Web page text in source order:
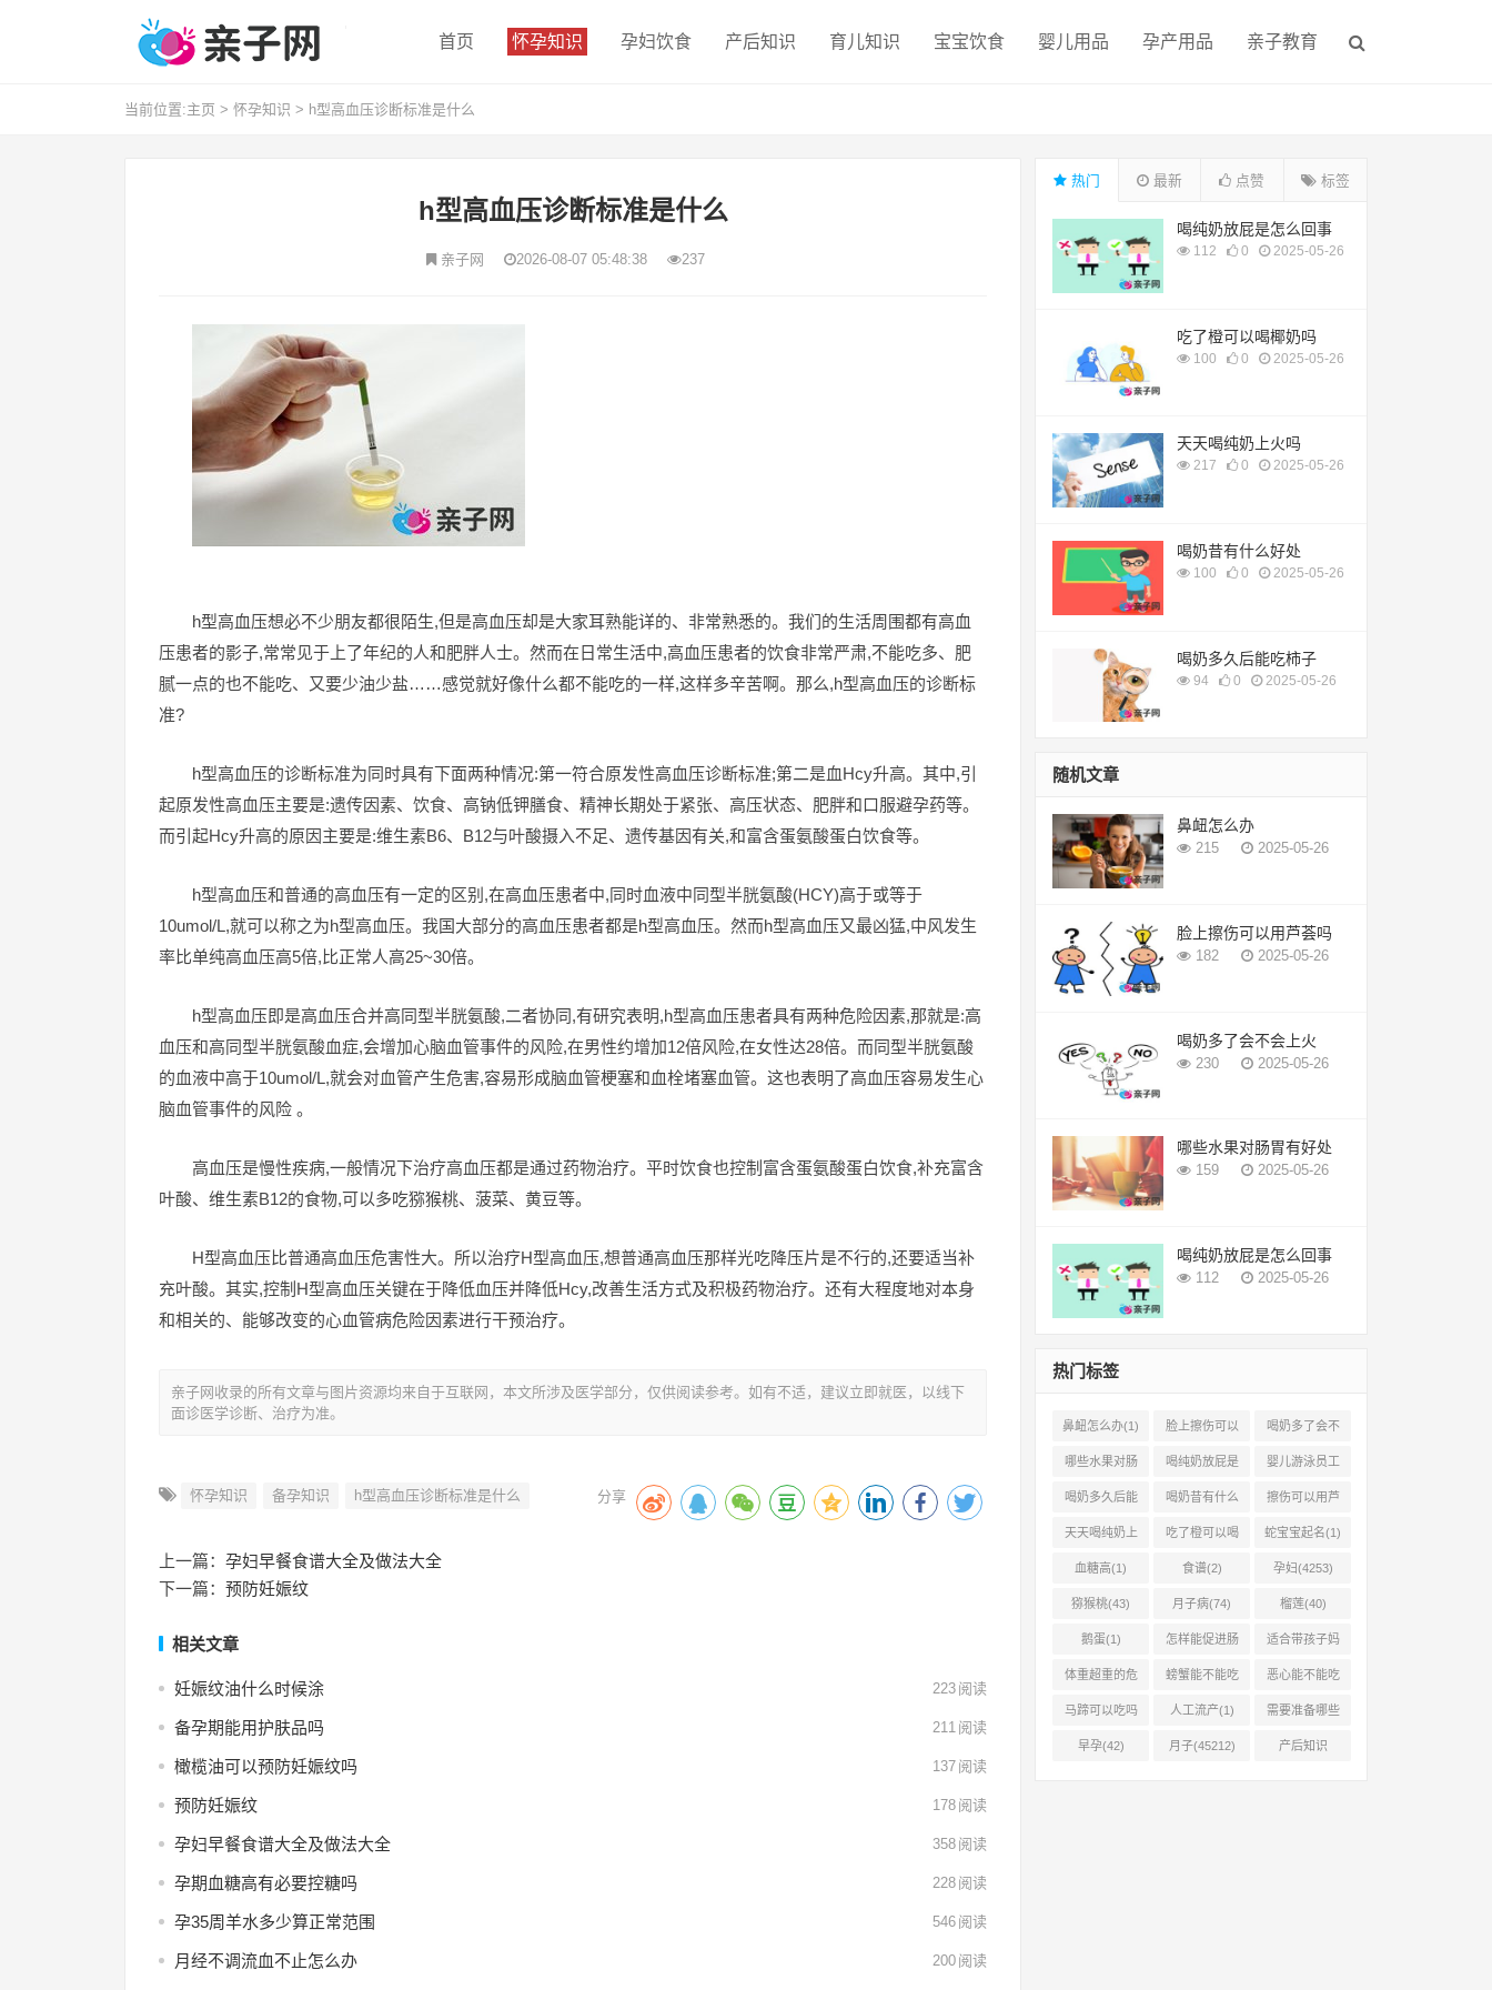
首页 怀孕知识 孕妇饮食 产后知识 育儿知识 宝宝饮食 婴儿用品 孕产用品 亲子教育
当前位置:主页 > 怀孕知识 > h型高血压诊断标准是什么
h型高血压诊断标准是什么
亲子网 2026-08-07 05:48:38 237
h型高血压想必不少朋友都很陌生,但是高血压却是大家耳熟能详的、非常熟悉的。我们的生活周围都有高血
压患者的影子,常常见于上了年纪的人和肥胖人士。然而在日常生活中,高血压患者的饮食非常严肃,不能吃多、肥
腻一点的也不能吃、又要少油少盐……感觉就好像什么都不能吃的一样,这样多辛苦啊。那么,h型高血压的诊断标
准?
h型高血压的诊断标准为同时具有下面两种情况:第一符合原发性高血压诊断标准;第二是血Hcy升高。其中,引
起原发性高血压主要是:遗传因素、饮食、高钠低钾膳食、精神长期处于紧张、高压状态、肥胖和口服避孕药等。
而引起Hcy升高的原因主要是:维生素B6、B12与叶酸摄入不足、遗传基因有关,和富含蛋氨酸蛋白饮食等。
h型高血压和普通的高血压有一定的区别,在高血压患者中,同时血液中同型半胱氨酸(HCY)高于或等于
10umol/L,就可以称之为h型高血压。我国大部分的高血压患者都是h型高血压。然而h型高血压又最凶猛,中风发生
率比单纯高血压高5倍,比正常人高25~30倍。
h型高血压即是高血压合并高同型半胱氨酸,二者协同,有研究表明,h型高血压患者具有两种危险因素,那就是:高
血压和高同型半胱氨酸血症,会增加心脑血管事件的风险,在男性约增加12倍风险,在女性达28倍。而同型半胱氨酸
的血液中高于10umol/L,就会对血管产生危害,容易形成脑血管梗塞和血栓堵塞血管。这也表明了高血压容易发生心
脑血管事件的风险 。
高血压是慢性疾病,一般情况下治疗高血压都是通过药物治疗。平时饮食也控制富含蛋氨酸蛋白饮食,补充富含
叶酸、维生素B12的食物,可以多吃猕猴桃、菠菜、黄豆等。
H型高血压比普通高血压危害性大。所以治疗H型高血压,想普通高血压那样光吃降压片是不行的,还要适当补
充叶酸。其实,控制H型高血压关键在于降低血压并降低Hcy,改善生活方式及积极药物治疗。还有大程度地对本身
和相关的、能够改变的心血管病危险因素进行干预治疗。
亲子网收录的所有文章与图片资源均来自于互联网，本文所涉及医学部分，仅供阅读参考。如有不适，建议立即就医，以线下
面诊医学诊断、治疗为准。
怀孕知识 备孕知识 h型高血压诊断标准是什么
上一篇： 孕妇早餐食谱大全及做法大全
下一篇： 预防妊娠纹
相关文章
妊娠纹油什么时候涂 223 阅读
备孕期能用护肤品吗 211 阅读
橄榄油可以预防妊娠纹吗 137 阅读
预防妊娠纹 178 阅读
孕妇早餐食谱大全及做法大全 358 阅读
孕期血糖高有必要控糖吗 228 阅读
孕35周羊水多少算正常范围 546 阅读
月经不调流血不止怎么办 200 阅读
热门 最新 点赞 标签
喝纯奶放屁是怎么回事
112 0 2025-05-26
吃了橙可以喝椰奶吗
100 0 2025-05-26
天天喝纯奶上火吗
217 0 2025-05-26
喝奶昔有什么好处
100 0 2025-05-26
喝奶多久后能吃柿子
94 0 2025-05-26
随机文章
鼻衄怎么办
215 2025-05-26
脸上擦伤可以用芦荟吗
182 2025-05-26
喝奶多了会不会上火
230 2025-05-26
哪些水果对肠胃有好处
159 2025-05-26
喝纯奶放屁是怎么回事
112 2025-05-26
热门标签
鼻衄怎么办(1) 脸上擦伤可以
用芦荟吗(1)
喝奶多了会不
会上火(2)
哪些水果对肠
胃有好处(1)
喝纯奶放屁是
怎么回事(1)
婴儿游泳员工
怎样提成(2)
喝奶多久后能
吃柿子(2)
喝奶昔有什么
好处(1)
擦伤可以用芦
荟胶吗(1)
天天喝纯奶上
火吗(1)
吃了橙可以喝
椰奶吗(2)
蛇宝宝起名(1)
血糖高(1) 食谱(2) 孕妇(4253)
猕猴桃(43) 月子病(74) 榴莲(40)
鹅蛋(1) 怎样能促进肠
胃蠕动(2)
适合带孩子妈
妈的工作有哪
(0)
体重超重的危
害有哪些(1)
螃蟹能不能吃
(1)
恶心能不能吃
菠萝(1)
马蹄可以吃吗
(1)
人工流产(1) 需要准备哪些
(1)
早孕(42) 月子(45212) 产后知识